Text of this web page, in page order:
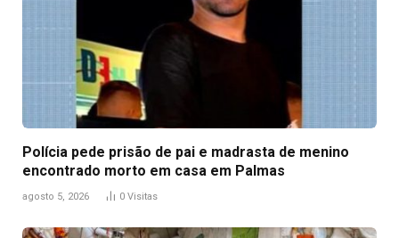
Polícia pede prisão de pai e madrasta de menino
encontrado morto em casa em Palmas
agosto 5, 2026 0 Visitas